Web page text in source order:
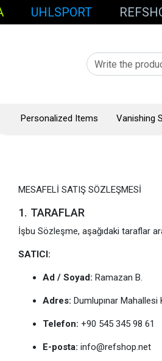
UHLSPORT REFSHOP
Personalized Items Vanishing
MESAFELİ SATIŞ SÖZLEŞMESİ
1. TARAFLAR
İşbu Sözleşme, aşağıdaki taraflar
SATICI:
Ad / Soyad: Ramazan B.
Adres: Dumlupınar
Telefon: +90 545 345 98 61
E-posta: info@refshop.net